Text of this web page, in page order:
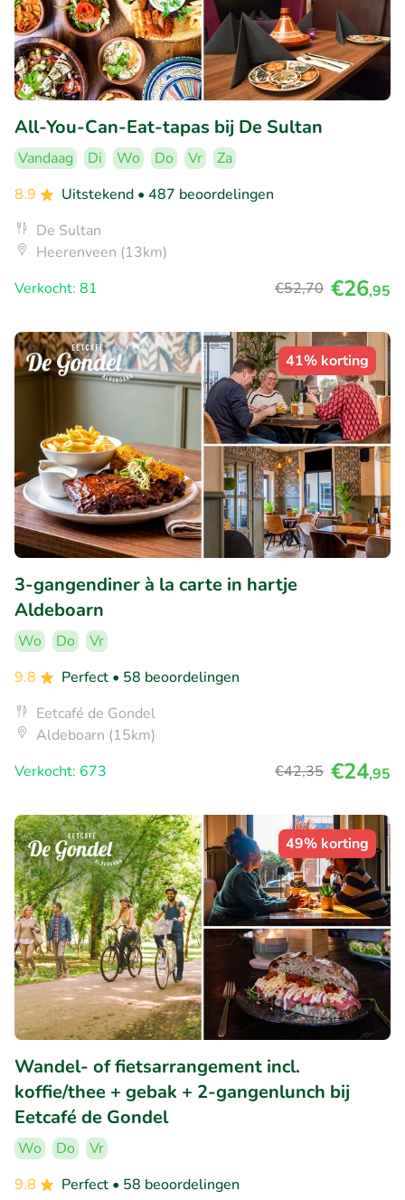
All-You-Can-Eat-tapas bij De Sultan
Vandaag Di Wo Do Vr
Za
8.9
Uitstekend • 487 beoordelingen
De Sultan
Heerenveen (13km)
Verkocht: 81
€52,70 €26,95
41% korting
3-gangendiner à la carte in hartje
Aldeboarn
Wo Do
Vr
9.8
Perfect • 58 beoordelingen
Eetcafé de Gondel
Aldeboarn (15km)
Verkocht: 673
€42,35 €24,95
49% korting
Wandel- of fietsarrangement incl.
koffie/thee + gebak + 2-gangenlunch bij
Eetcafé de Gondel
Wo Do
Vr
9.8
Perfect • 58 beoordelingen